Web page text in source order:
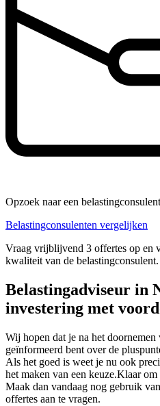
Opzoek naar een
Belastingconsulenten vergelijken
Vraag vrijblijvend 3 offertes op en
kwaliteit van de belastingconsulent.
Belastingadviseur in
investering met
Wij hopen dat je na het
geïnformeerd bent over de
Als het goed is weet je nu ook
het maken van een keuze.Klaar
Maak dan vandaag nog gebruik
offertes aan te vragen.